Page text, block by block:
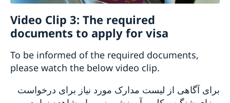
Video Clip 3: The required
documents to apply for visa
To be informed of the required documents,
please watch the below video clip.
برای آگاهی از لیست مدارک مورد نیاز برای درخواست